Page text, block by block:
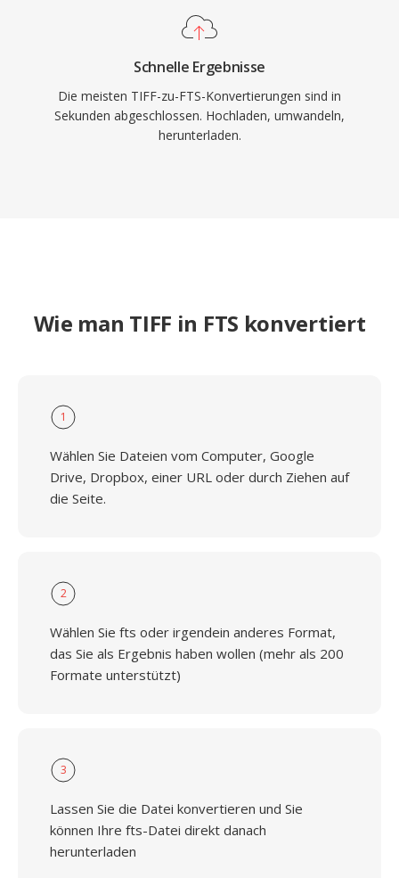
Schnelle Ergebnisse
Die meisten TIFF-zu-FTS-Konvertierungen sind in
Sekunden abgeschlossen. Hochladen, umwandeln,
herunterladen.
Wie man TIFF in FTS konvertiert
1
Wählen Sie Dateien vom Computer, Google
Drive, Dropbox, einer URL oder durch Ziehen auf
die Seite.
2
Wählen Sie fts oder irgendein anderes Format,
das Sie als Ergebnis haben wollen (mehr als 200
Formate unterstützt)
3
Lassen Sie die Datei konvertieren und Sie
können Ihre fts-Datei direkt danach
herunterladen